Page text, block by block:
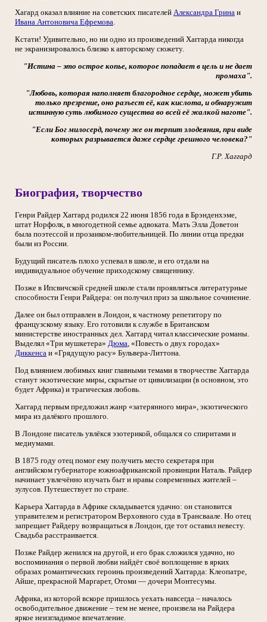
Хагард оказал влияние на советских писателей Александра Грина и
Ивана Антоновича Ефремова.
Кстати! Удивительно, но ни одно из произведений Хаггарда никогда
не экранизировалось близко к авторскому сюжету.
"Истина – это острое копье, которое попадает в цель и не дает
промаха".
"Любовь, которая наполняет благородное сердце, может убить
только презрение, оно разъест её, как кислота, и обнаружит
истинную суть любимого существа во всей её жалкой наготе".
"Если Бог милосерд, почему же он терпит злодеяния, при виде
которых разрывается даже сердце грешного человека?"
Г.Р. Хаггард
Биография, творчество
Генри Райдер Хаггард родился 22 июня 1856 года в Брэнденхэме,
штат Норфолк, в многодетной семье адвоката. Мать Элла Доветон
была поэтессой и прозаиком-любительницей. По линии отца предки
были из России.
Будущий писатель плохо успевал в школе, и его отдали на
индивидуальное обучение приходскому священнику.
Позже в Ипсвичской средней школе стали проявляться литературные
способности Генри Райдера: он получил приз за школьное сочинение.
Далее он был отправлен в Лондон, к частному репетитору по
французскому языку. Его готовили к службе в Британском
министерстве иностранных дел. Хаггард читал классические романы.
Выделял «Три мушкетера» Дюма, «Повесть о двух городах»
Диккенса и «Грядущую расу» Бульвера-Литтона.
Под влиянием любимых книг главными темами в творчестве Хаггарда
станут экзотические миры, скрытые от цивилизации (в основном, это
будет Африка) и трагическая любовь.
Хаггард первым предложил жанр «затерянного мира», экзотического
мира из далёкого прошлого.
В Лондоне писатель увлёкся эзотерикой, общался со спиритами и
медиумами.
В 1875 году отец помог ему получить место секретаря при
английском губернаторе южноафриканской провинции Наталь. Райдер
начинает увлечённо изучать быт и нравы современных жителей –
зулусов. Путешествует по стране.
Карьера Хаггарда в Африке складывается удачно: он становится
управителем и регистратором Верховного суда в Трансваале. Но отец
запрещает Райдеру возвращаться в Лондон, где тот оставил невесту.
Свадьба расстраивается.
Позже Райдер женился на другой, и его брак сложился удачно, но
воспоминания о первой любви найдёт своё воплощение в ярких
образах романтических героинь произведений Хаггарда: Клеопатре,
Айше, прекрасной Маргарет, Отоми — дочери Монтесумы.
Африка, из которой вскоре пришлось уехать навсегда – началось
освободительное движение – тем не менее, произвела на Райдера
яркое неизгладимое впечатление.